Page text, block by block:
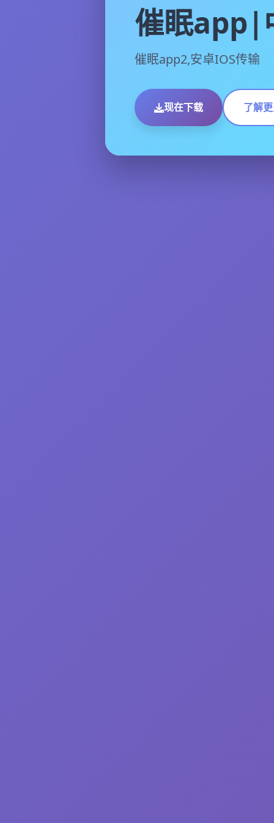
催眠app|
催眠app2,安卓IOS传输
现在下载 了解